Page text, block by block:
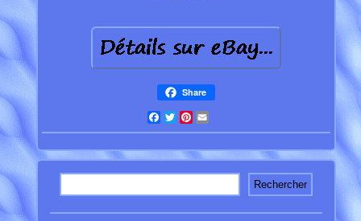
Share
Facebook
TwitterPinterest